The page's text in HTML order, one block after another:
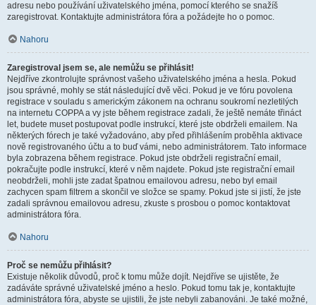
adresu nebo používání uživatelského jména, pomocí kterého se snažíš
zaregistrovat. Kontaktujte administrátora fóra a požádejte ho o pomoc.
Nahoru
Zaregistroval jsem se, ale nemůžu se přihlásit!
Nejdříve zkontrolujte správnost vašeho uživatelského jména a hesla. Pokud
jsou správné, mohly se stát následující dvě věci. Pokud je ve fóru povolena
registrace v souladu s americkým zákonem na ochranu soukromí nezletilých
na internetu COPPA a vy jste během registrace zadali, že ještě nemáte třináct
let, budete muset postupovat podle instrukcí, které jste obdrželi emailem. Na
některých fórech je také vyžadováno, aby před přihlášením proběhla aktivace
nově registrovaného účtu a to buď vámi, nebo administrátorem. Tato informace
byla zobrazena během registrace. Pokud jste obdrželi registrační email,
pokračujte podle instrukcí, které v něm najdete. Pokud jste registrační email
neobdrželi, mohli jste zadat špatnou emailovou adresu, nebo byl email
zachycen spam filtrem a skončil ve složce se spamy. Pokud jste si jistí, že jste
zadali správnou emailovou adresu, zkuste s prosbou o pomoc kontaktovat
administrátora fóra.
Nahoru
Proč se nemůžu přihlásit?
Existuje několik důvodů, proč k tomu může dojít. Nejdříve se ujistěte, že
zadáváte správné uživatelské jméno a heslo. Pokud tomu tak je, kontaktujte
administrátora fóra, abyste se ujistili, že jste nebyli zabanováni. Je také možné,